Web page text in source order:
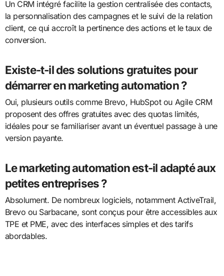
Un CRM intégré facilite la gestion centralisée des contacts,
la personnalisation des campagnes et le suivi de la relation
client, ce qui accroît la pertinence des actions et le taux de
conversion.
Existe-t-il des solutions gratuites pour
démarrer en marketing automation ?
Oui, plusieurs outils comme Brevo, HubSpot ou Agile CRM
proposent des offres gratuites avec des quotas limités,
idéales pour se familiariser avant un éventuel passage à une
version payante.
Le marketing automation est-il adapté aux
petites entreprises ?
Absolument. De nombreux logiciels, notamment ActiveTrail,
Brevo ou Sarbacane, sont conçus pour être accessibles aux
TPE et PME, avec des interfaces simples et des tarifs
abordables.